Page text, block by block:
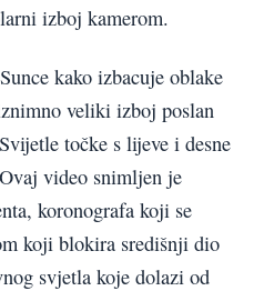
izboj kamerom.
kako izbacuje oblake
veliki izboj poslan
točke s lijeve i desne
video snimljen je
koronografa koji se
koji blokira središnji dio
svjetla koje dolazi od